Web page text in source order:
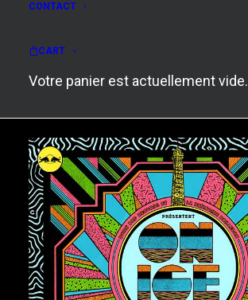
CONTACT
CART
Votre panier est actuellement vide.
On Ice 2011-2012